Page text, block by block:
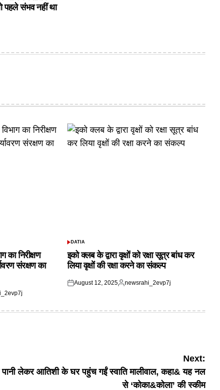
पहले संभव नहीं था
का निरीक्षण
संरक्षण का
POSTED
DATIA
इको क्लब के द्वारा वृक्षों को रक्षा सूत्र बांध कर
लिया वृक्षों की रक्षा करने का संकल्प
Posted
August 12, 2025
Posted
newsrahi_2evp7j
Next:
पानी लेकर आतिशी के घर पहुंच गईं स्वाति मालीवाल, कहा& यह नल
से ‘कोका&कोला’ की स्कीम